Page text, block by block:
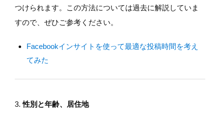
つけられます。この方法については過去に解説していま
すので、ぜひご参考ください。
Facebookインサイトを使って最適な投稿時間を考え
てみた
3.性別と年齢、居住地